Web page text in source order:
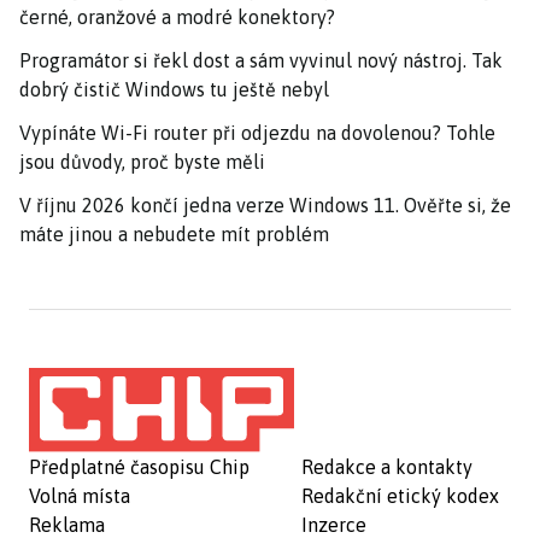
černé, oranžové a modré konektory?
Programátor si řekl dost a sám vyvinul nový nástroj. Tak
dobrý čistič Windows tu ještě nebyl
Vypínáte Wi-Fi router při odjezdu na dovolenou? Tohle
jsou důvody, proč byste měli
V říjnu 2026 končí jedna verze Windows 11. Ověřte si, že
máte jinou a nebudete mít problém
Předplatné časopisu Chip
Volná místa
Reklama
Redakce a kontakty
Redakční etický kodex
Inzerce